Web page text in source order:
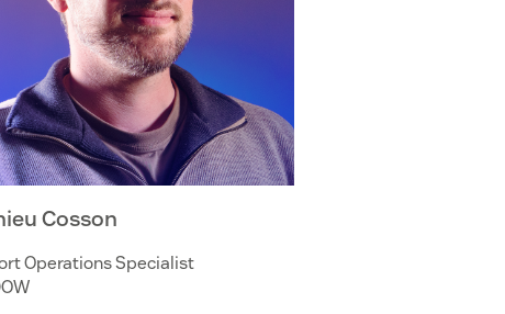
Cosson
Operations Specialist